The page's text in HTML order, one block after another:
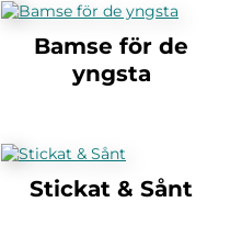
Bamse för de
yngsta
Stickat & Sånt